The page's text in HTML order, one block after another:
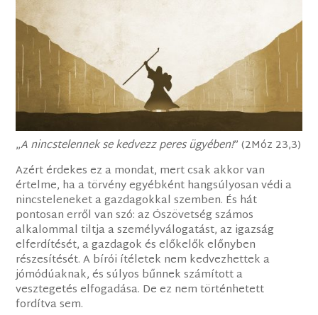
„A nincstelennek se kedvezz peres ügyében!” (2Móz 23,3)
Azért érdekes ez a mondat, mert csak akkor van
értelme, ha a törvény egyébként hangsúlyosan védi a
nincsteleneket a gazdagokkal szemben. És hát
pontosan erről van szó: az Ószövetség számos
alkalommal tiltja a személyválogatást, az igazság
elferdítését, a gazdagok és előkelők előnyben
részesítését. A bírói ítéletek nem kedvezhettek a
jómódúaknak, és súlyos bűnnek számított a
vesztegetés elfogadása. De ez nem történhetett
fordítva sem.